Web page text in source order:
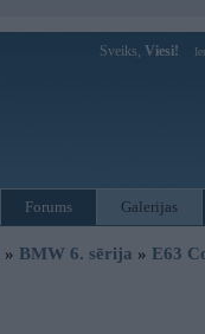
Sveiks, Viesi!
Forums Galerijas
» BMW 6. sērija » E63